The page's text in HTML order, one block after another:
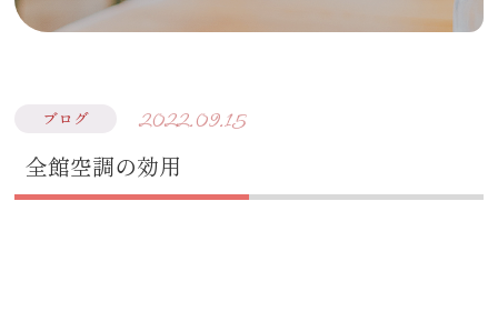
ブログ 2022.09.15
全館空調の効用